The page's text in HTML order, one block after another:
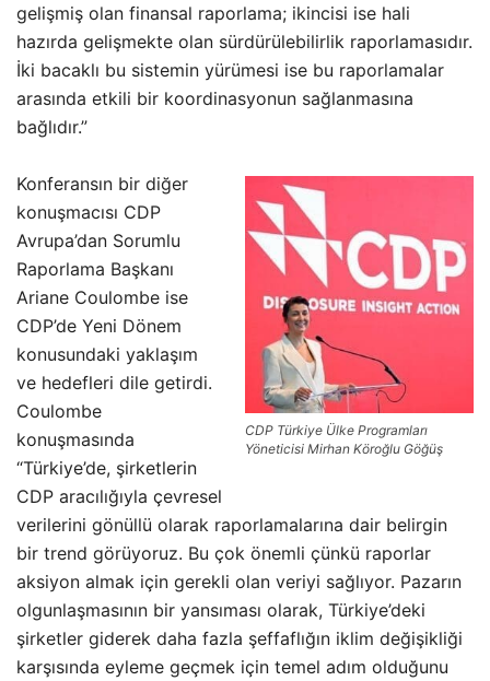
gelişmiş olan finansal raporlama; ikincisi ise hali
hazırda gelişmekte olan sürdürülebilirlik raporlamasıdır.
İki bacaklı bu sistemin yürümesi ise bu raporlamalar
arasında etkili bir koordinasyonun sağlanmasına
bağlıdır.”
CDP Türkiye Ülke Programları
Yöneticisi Mirhan Köroğlu Göğüş
Konferansın bir diğer
konuşmacısı CDP
Avrupa’dan Sorumlu
Raporlama Başkanı
Ariane Coulombe ise
CDP’de Yeni Dönem
konusundaki yaklaşım
ve hedefleri dile getirdi.
Coulombe
konuşmasında
“Türkiye’de, şirketlerin
CDP aracılığıyla çevresel
verilerini gönüllü olarak raporlamalarına dair belirgin
bir trend görüyoruz. Bu çok önemli çünkü raporlar
aksiyon almak için gerekli olan veriyi sağlıyor. Pazarın
olgunlaşmasının bir yansıması olarak, Türkiye’deki
şirketler giderek daha fazla şeffaflığın iklim değişikliği
karşısında eyleme geçmek için temel adım olduğunu